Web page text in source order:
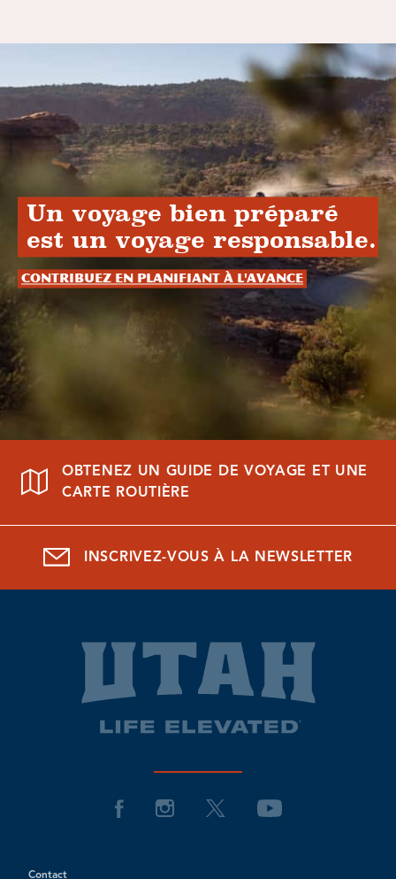
Un voyage bien préparé
est un voyage responsable.
Contribuez en planifiant à l'avance
OBTENEZ UN GUIDE DE VOYAGE ET UNE
CARTE ROUTIÈRE
INSCRIVEZ-VOUS À LA NEWSLETTER
Contact